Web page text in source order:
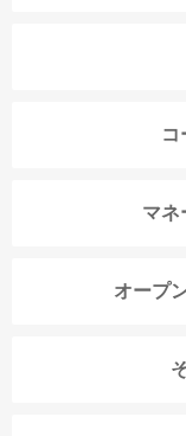
コ
マネ
オープ